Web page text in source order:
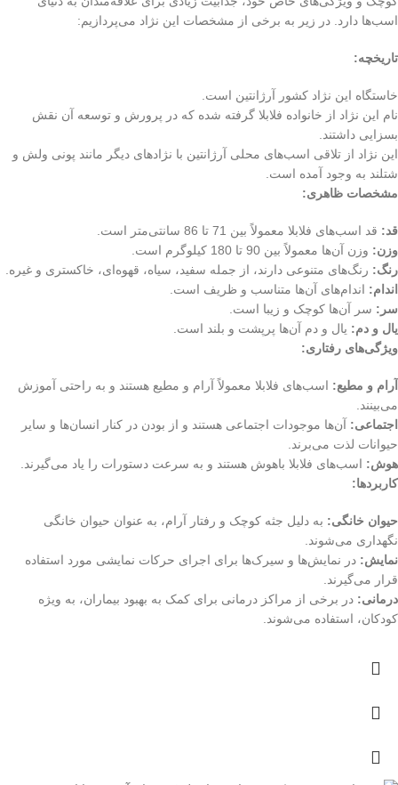
اسب‌ها دارد. در زیر به برخی از مشخصات این نژاد می‌پردازیم:
تاریخچه:
خاستگاه این نژاد کشور آرژانتین است.
نام این نژاد از خانواده فلابلا گرفته شده که در پرورش و توسعه آن نقش
بسزایی داشتند.
این نژاد از تلاقی اسب‌های محلی آرژانتین با نژادهای دیگر مانند پونی ولش و
شتلند به وجود آمده است.
مشخصات ظاهری:
قد: قد اسب‌های فلابلا معمولاً بین 71 تا 86 سانتی‌متر است.
وزن: وزن آن‌ها معمولاً بین 90 تا 180 کیلوگرم است.
رنگ: رنگ‌های متنوعی دارند، از جمله سفید، سیاه، قهوه‌ای، خاکستری و غیره.
اندام: اندام‌های آن‌ها متناسب و ظریف است.
سر: سر آن‌ها کوچک و زیبا است.
یال و دم: یال و دم آن‌ها پرپشت و بلند است.
ویژگی‌های رفتاری:
آرام و مطیع: اسب‌های فلابلا معمولاً آرام و مطیع هستند و به راحتی آموزش
می‌بینند.
اجتماعی: آن‌ها موجودات اجتماعی هستند و از بودن در کنار انسان‌ها و سایر
حیوانات لذت می‌برند.
هوش: اسب‌های فلابلا باهوش هستند و به سرعت دستورات را یاد می‌گیرند.
کاربردها:
حیوان خانگی: به دلیل جثه کوچک و رفتار آرام، به عنوان حیوان خانگی
نگهداری می‌شوند.
نمایش: در نمایش‌ها و سیرک‌ها برای اجرای حرکات نمایشی مورد استفاده
قرار می‌گیرند.
درمانی: در برخی از مراکز درمانی برای کمک به بهبود بیماران، به ویژه
کودکان، استفاده می‌شوند.